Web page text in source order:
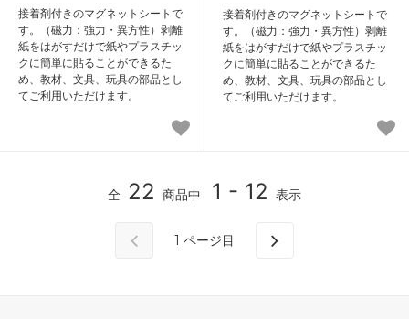
接着剤付きのマグネットシートで
す。（磁力：強力・異方性）剥離
紙をはがすだけで紙やプラスチッ
クに簡単に貼ることができるた
め、教材、文具、玩具の部品とし
てご利用いただけます。
接着剤付きのマグネットシートで
す。（磁力：強力・異方性）剥離
紙をはがすだけで紙やプラスチッ
クに簡単に貼ることができるた
め、教材、文具、玩具の部品とし
てご利用いただけます。
全 22 商品中 1 - 12 表示
1 ページ目